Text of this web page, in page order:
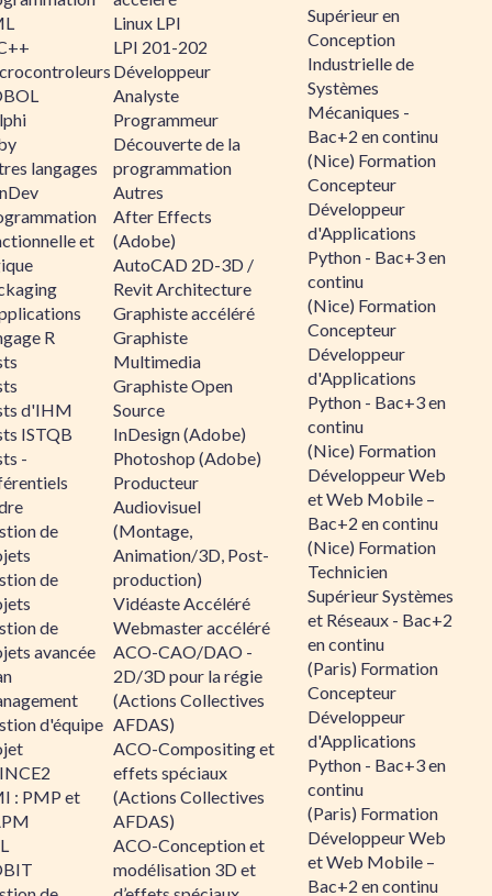
langages
et
R
d'IHM
ISTQB
-
de
de
de
avancée
d'équipe
: PMP et
Linux LPI
LPI 201-202
Développeur
Analyste
Programmeur
Découverte de la
programmation
Autres
After Effects
(Adobe)
AutoCAD 2D-3D /
Revit Architecture
Graphiste accéléré
Graphiste
Multimedia
Graphiste Open
Source
InDesign (Adobe)
Photoshop (Adobe)
Producteur
Audiovisuel
(Montage,
Animation/3D, Post-
production)
Vidéaste Accéléré
Webmaster accéléré
ACO-CAO/DAO -
2D/3D pour la régie
(Actions Collectives
AFDAS)
ACO-Compositing et
effets spéciaux
(Actions Collectives
AFDAS)
ACO-Conception et
modélisation 3D et
Supérieur en
Conception
Industrielle de
Systèmes
Mécaniques -
Bac+2 en continu
(Nice) Formation
Concepteur
Développeur
d'Applications
Python - Bac+3 en
continu
(Nice) Formation
Concepteur
Développeur
d'Applications
Python - Bac+3 en
continu
(Nice) Formation
Développeur Web
et Web Mobile –
Bac+2 en continu
(Nice) Formation
Technicien
Supérieur Systèmes
et Réseaux - Bac+2
en continu
(Paris) Formation
Concepteur
Développeur
d'Applications
Python - Bac+3 en
continu
(Paris) Formation
Développeur Web
et Web Mobile –
Bac+2 en continu